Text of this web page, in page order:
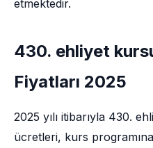
etmektedir.
430. ehliyet
Fiyatları 2025
2025 yılı itibarıyla 430.
ücretleri, kurs